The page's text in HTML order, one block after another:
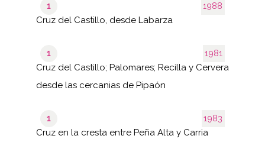
1988
1
Cruz del Castillo, desde Labarza
1981
1
Cruz del Castillo; Palomares; Recilla y Cervera
desde las cercanias de Pipaón
1983
1
Cruz en la cresta entre Peña Alta y Carria